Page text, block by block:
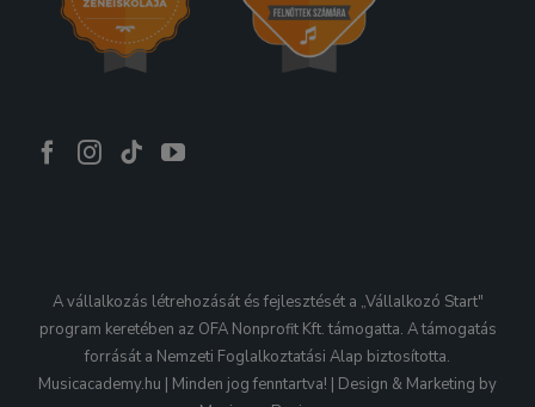
A vállalkozás létrehozását és fejlesztését a „Vállalkozó Start"
program keretében az OFA Nonprofit Kft. támogatta. A támogatás
forrását a Nemzeti Foglalkoztatási Alap biztosította.
Musicacademy.hu | Minden jog fenntartva! | Design & Marketing by